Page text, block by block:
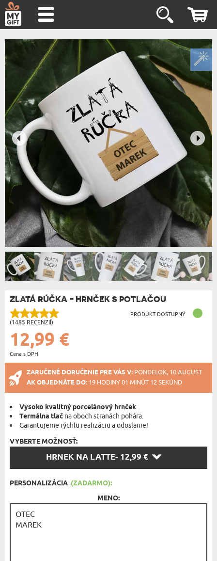
ZLATÁ RÚČKA - HRNČEK S POTLAČOU
(1485 RECENZIÍ)
PRODUKT DOSTUPNÝ
12,99 €
Cena s DPH
ZARUČENÉ DORUČENIE PRE VÁS V: PONDELOK, 10 AUGUST
AK OBJEDNÁTE DO: 19 HODINY 01 MINÚT 12 SEKÚND
Vysoko kvalitný porcelánový hrnček.
Termálna tlač na oboch stranách pohára.
Garantujeme rýchlu realizáciu a odoslanie!
VYBERTE MOŽNOSŤ:
HRNEK NA LATTE- 12,99 €
PERSONALIZÁCIA (ZADARMO):
MENO: